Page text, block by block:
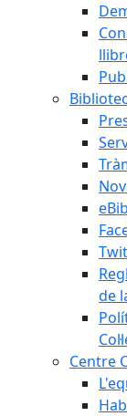
de
Centre